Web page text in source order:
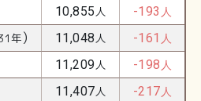
10,855人 -193 人
年) 11,048人 -161 人
11,209人 -198 人
11,407人 -217人